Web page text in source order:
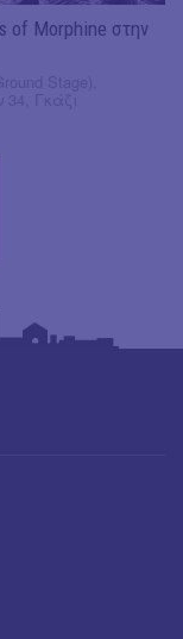
of Morphine στην